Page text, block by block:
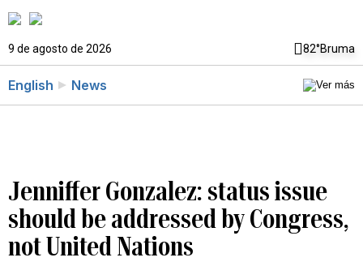
9 de agosto de 2026 82°Bruma
English News
Jenniffer Gonzalez: status issue
should be addressed by Congress,
not United Nations